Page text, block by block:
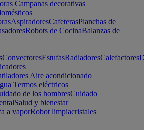
Campanas decorativas
AspiradoresCafeterasPlanchas de
Robots de CocinaBalanzas de
ConvectoresEstufasRadiadoresCalefactores
Aire acondicionado
Termos eléctricos
de los hombresCuidado
Salud y bienestar
a vaporRobot limpiacristales